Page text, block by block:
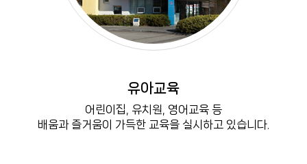
유아교육
어린이집, 유치원, 영어교육 등
배움과 즐거움이 가득한 교육을 실시하고 있습니다.